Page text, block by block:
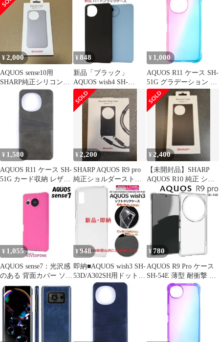
ス
明 カバーケース シリコ
ンケース スマホケース
Cover ホワイト XN-
K01-W 未使用 送料無料
¥2,000
AQUOS sense10用
SHARP純正シリコンケ
ース＜ライトシルバー
¥ 848
新品「ブラック」
AQUOS wish4 SH-
52E/A402SH用ハードケ
ース
¥ 1,000
AQUOS R11 ケース SH-
51G グラデーション 耐
衝撃 ソフト ケース
【Color】ピンク・グリ
ーン
¥ 1,580
AQUOS R11 ケース SH-
51G カード収納 レザー
【Color】グレー
¥ 2,200
SHARP AQUOS R9 pro
純正ショルダーストラ
ップケース
¥ 2,400
【未開封品】SHARP
AQUOS R10 純正 シリ
コンケース
¥ 1,055
AQUOS sense7：光沢感
のある 背面カバー ソフ
トケース★ピンク
¥948
即納■AQUOS wish3 SH-
53D/A302SH用ドット加
工ソフトケース
¥780
AQUOS R9 Pro ケース
SH-54E 薄型 耐衝撃 コ
ーナーガード ソフト ケ